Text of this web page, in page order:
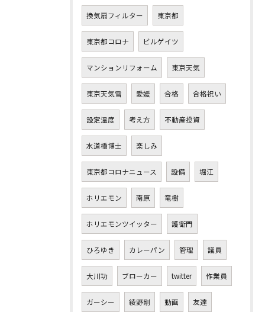
換気扇フィルター 東京都
東京都コロナ ビルゲイツ
マンションリフォーム 東京天気
東京天気雪 愛媛 合格 合格祝い
設定温度 考え方 不動産投資
水道橋博士 楽しみ
東京都コロナニュース 設備 堀江
ホリエモン 南原 竜樹
ホリエモンツイッター 護衛門
ひろゆき カレーパン 管理 議員
大川功 ブローカー twitter 作業員
ガーシー 綾野剛 動画 友達